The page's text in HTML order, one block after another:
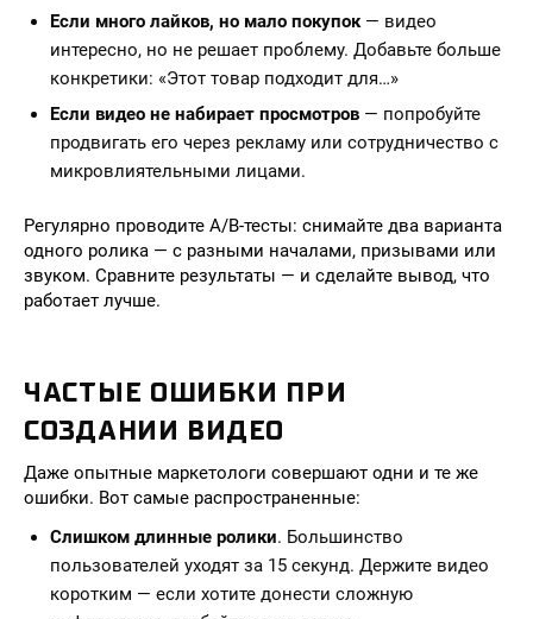
Если много лайков, но мало покупок— видео
интересно, но не решает проблему. Добавьте больше
конкретики: «Этот товар подходит для…»
Если видео не набирает просмотров — попробуйте
продвигать его через рекламу или сотрудничество с
микровлиятельными лицами.
Регулярно проводите A/B-тесты: снимайте два варианта
одного ролика — с разными началами, призывами или
звуком. Сравните результаты — и сделайте вывод, что
работает лучше.
ЧАСТЫЕ ОШИБКИ ПРИ
СОЗДАНИИ ВИДЕО
Даже опытные маркетологи совершают одни и те же
ошибки. Вот самые распространенные:
Слишком длинные ролики. Большинство
пользователей уходят за 15 секунд. Держите видео
коротким — если хотите донести сложную